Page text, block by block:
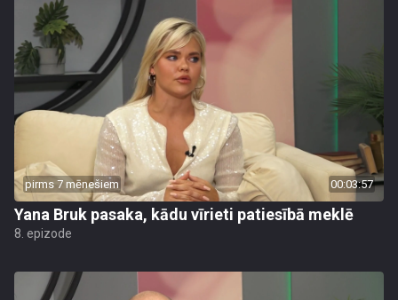
pirms 7 mēnešiem 00:03:57
Yana Bruk pasaka, kādu vīrieti patiesībā meklē
8. epizode